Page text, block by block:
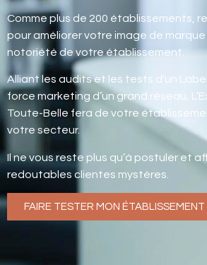
Comme plus de 200 établissements,
pour améliorer votre image de
notoriété de votre établissement.
Alliant les audits et les tests d’un
force marketing d’un grand réseau,
Toute-Belle fera de votre
votre secteur.
Il ne vous reste plus qu’à postuler et
redoutables clientes mystères.
FAIRE TESTER MON ÉTABLISSEMENT